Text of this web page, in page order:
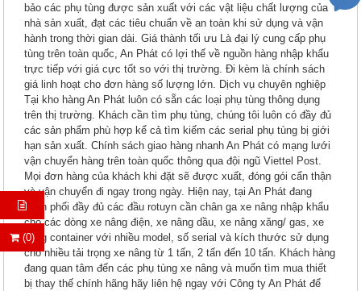
(0)
bảo các phụ tùng được sản xuất với các vật liệu chất lượng của
nhà sản xuất, đạt các tiêu chuẩn về an toàn khi sử dụng và vận
hành trong thời gian dài. Giá thành tối ưu Là đại lý cung cấp phụ
tùng trên toàn quốc, An Phát có lợi thế về nguồn hàng nhập khẩu
trực tiếp với giá cực tốt so với thị trường. Đi kèm là chính sách
giá linh hoạt cho đơn hàng số lượng lớn. Dịch vụ chuyên nghiệp
Tại kho hàng An Phát luôn có sẵn các loại phụ tùng thông dụng
trên thị trường. Khách cần tìm phụ tùng, chúng tôi luôn có đầy đủ
các sản phẩm phù hợp kể cả tìm kiếm các serial phụ tùng bị giới
hạn sản xuất. Chính sách giao hàng nhanh An Phát có mạng lưới
vận chuyển hàng trên toàn quốc thông qua đội ngũ Viettel Post.
Mọi đơn hàng của khách khi đặt sẽ được xuất, đóng gói cẩn thận
và vận chuyển đi ngay trong ngày. Hiện nay, tại An Phát đang
phân phối đầy đủ các đầu rotuyn cần chân ga xe nâng nhập khẩu
cho các dòng xe nâng điện, xe nâng dầu, xe nâng xăng/ gas, xe
nâng container với nhiều model, số serial và kích thước sử dụng
cho nhiều tải trọng xe nâng từ 1 tấn, 2 tấn đến 10 tấn. Khách hàng
đang quan tâm đến các phụ tùng xe nâng và muốn tìm mua thiết
bị thay thế chính hãng hãy liên hệ ngay với Công ty An Phát để